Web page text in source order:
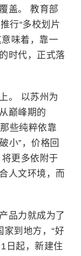
盖。 教育部
行“多校划片
味着，靠一
时代，正式落
。 以苏州为
巅峰期的
些纯粹依靠
小”，价格回
更多依附于
人文环境，而
品力就成为了
到地方，“好
日起，新建住